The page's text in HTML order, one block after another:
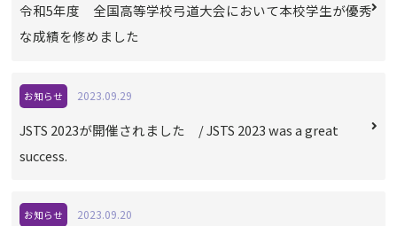
令和5年度 全国高等学校弓道大会において本校学生が優秀
な成績を修めました
お知らせ 2023.09.29
JSTS 2023が開催されました / JSTS 2023 was a great
success.
お知らせ 2023.09.20